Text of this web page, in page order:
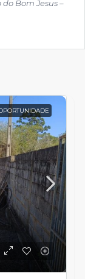
Bom Jesus –